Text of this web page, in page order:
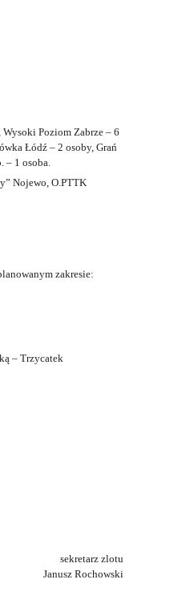
Poziom Zabrze – 6
Łódź – 2 osoby, Grań
– 1 osoba.
Nojewo, O.PTTK
zakresie:
– Trzycatek
sekretarz zlotu
Janusz Rochowski